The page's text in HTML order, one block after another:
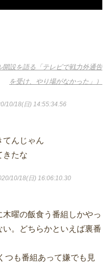
設を語る「テレビで戦力外通告
を受け、やり場がなかった」）
10/18(日) 14:55:34.56
てんじゃん
きたな
10/18(日) 16:06:10.30
曜の飯食う番組しかやっ
。どちらかといえば裏番
つも番組あって嫌でも見